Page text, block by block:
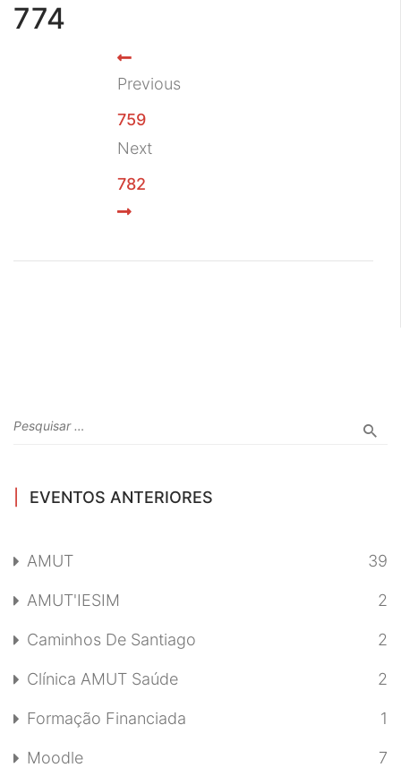
774
Previous
759
Next
782
EVENTOS ANTERIORES
AMUT 39
AMUT'IESIM 2
Caminhos De Santiago 2
Clínica AMUT Saúde 2
Formação Financiada 1
Moodle 7